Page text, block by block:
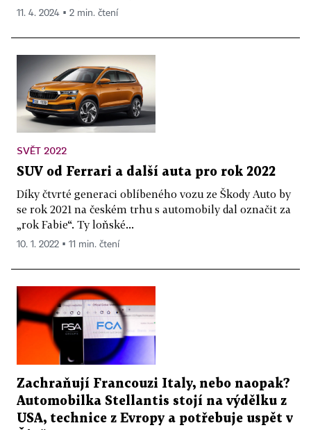
11. 4. 2024 ▪ 2 min. čtení
SVĚT 2022
SUV od Ferrari a další auta pro rok 2022
Díky čtvrté generaci oblíbeného vozu ze Škody Auto by
se rok 2021 na českém trhu s automobily dal označit za
„rok Fabie“. Ty loňské...
10. 1. 2022 ▪ 11 min. čtení
Zachraňují Francouzi Italy, nebo naopak?
Automobilka Stellantis stojí na výdělku z
USA, technice z Evropy a potřebuje uspět v